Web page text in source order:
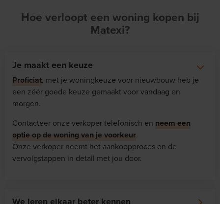
Hoe verloopt een woning kopen bij
Matexi?
Je maakt een keuze
Proficiat, met je woningkeuze voor nieuwbouw heb je
een zéér goede keuze gemaakt voor vandaag en
morgen.
Contacteer onze verkoper telefonisch en neem een
optie op de woning van je voorkeur.
Onze verkoper neemt het aankoopproces en de
vervolgstappen in detail met jou door.
We leren elkaar beter kennen